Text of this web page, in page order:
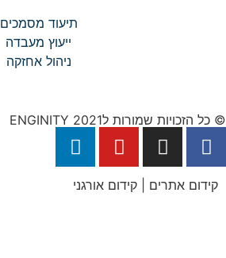
תיעוד מסמכים
ייעוץ מעבדה
ניהול אחזקה
© כל הזכויות שמורות לENGINITY 2021
קידום אתרים | קידום אורגני